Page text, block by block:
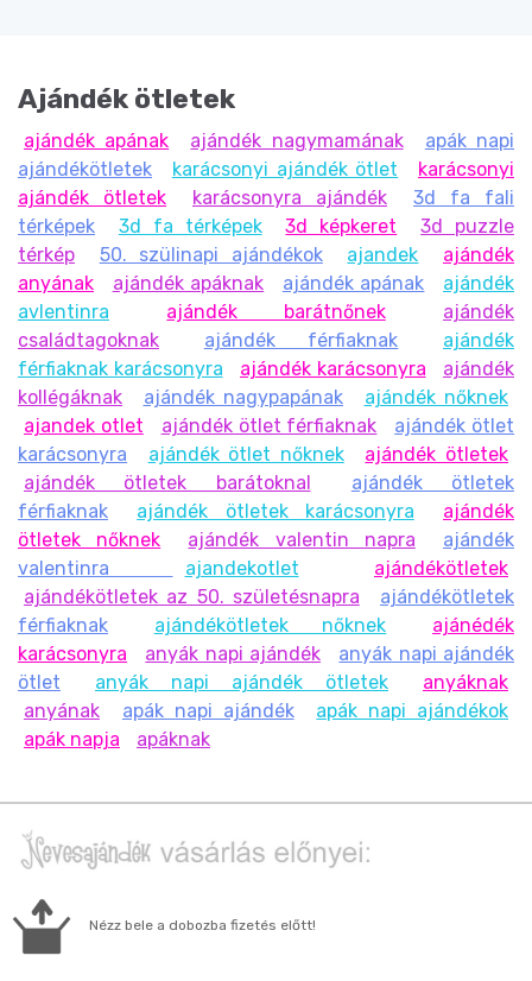
Ajándék ötletek
ajándék apának ajándék nagymamának
apák napi
ajándékötletek
karácsonyi ajándék ötlet
karácsonyi
ajándék ötletek
karácsonyra ajándék
3d fa fali
térképek
3d fa térképek 3d képkeret
3d puzzle
térkép
50. szülinapi ajándékok ajandek
ajándék
anyának
ajándék apáknak ajándék apának
ajándék
avlentinra
ajándék barátnőnek
ajándék
családtagoknak
ajándék férfiaknak
ajándék
férfiaknak karácsonyra
ajándék karácsonyra
ajándék
kollégáknak
ajándék nagypapának
ajándék nőknek
ajandek otlet
ajándék ötlet férfiaknak
ajándék ötlet
karácsonyra
ajándék ötlet nőknek
ajándék ötletek
ajándék ötletek barátoknal
ajándék ötletek
férfiaknak
ajándék ötletek karácsonyra
ajándék
ötletek nőknek
ajándék valentin napra
ajándék
valentinra
ajandekotlet
ajándékötletek
ajándékötletek az 50. születésnapra
ajándékötletek
férfiaknak
ajándékötletek nőknek
ajánédék
karácsonyra
anyák napi ajándék
anyák napi ajándék
ötlet
anyák napi ajándék ötletek
anyáknak
anyának
apák napi ajándék
apák napi ajándékok
apák napja
apáknak
Nézz bele a dobozba fizetés előtt!